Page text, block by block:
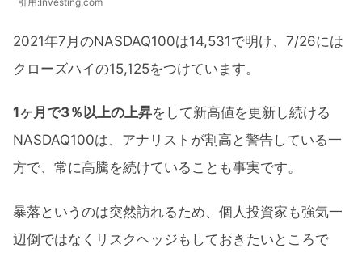
2021年7月のNASDAQ100は14,531で明け、7/26には
クローズハイの15,125をつけています。
1ヶ月で3％以上の上昇をして新高値を更新し続ける
NASDAQ100は、アナリストが割高と警告している一
方で、常に高騰を続けていることも事実です。
暴落というのは突然訪れるため、個人投資家も強気一
辺倒ではなくリスクヘッジもしておきたいところで